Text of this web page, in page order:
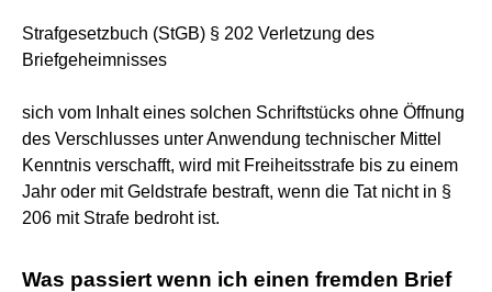
Strafgesetzbuch (StGB) § 202 Verletzung des
Briefgeheimnisses
sich vom Inhalt eines solchen Schriftstücks ohne Öffnung
des Verschlusses unter Anwendung technischer Mittel
Kenntnis verschafft, wird mit Freiheitsstrafe bis zu einem
Jahr oder mit Geldstrafe bestraft, wenn die Tat nicht in §
206 mit Strafe bedroht ist.
Was passiert wenn ich einen fremden Brief